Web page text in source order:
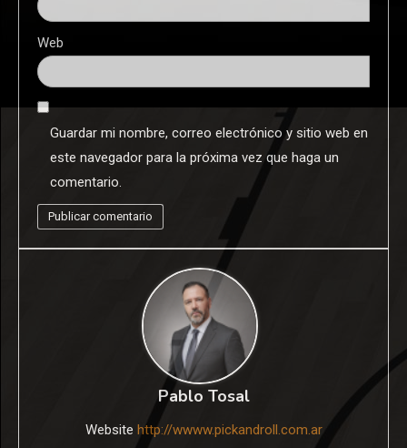
Web
Guardar mi nombre, correo electrónico y sitio web en
este navegador para la próxima vez que haga un
comentario.
Pablo Tosal
Website http://wwww.pickandroll.com.ar